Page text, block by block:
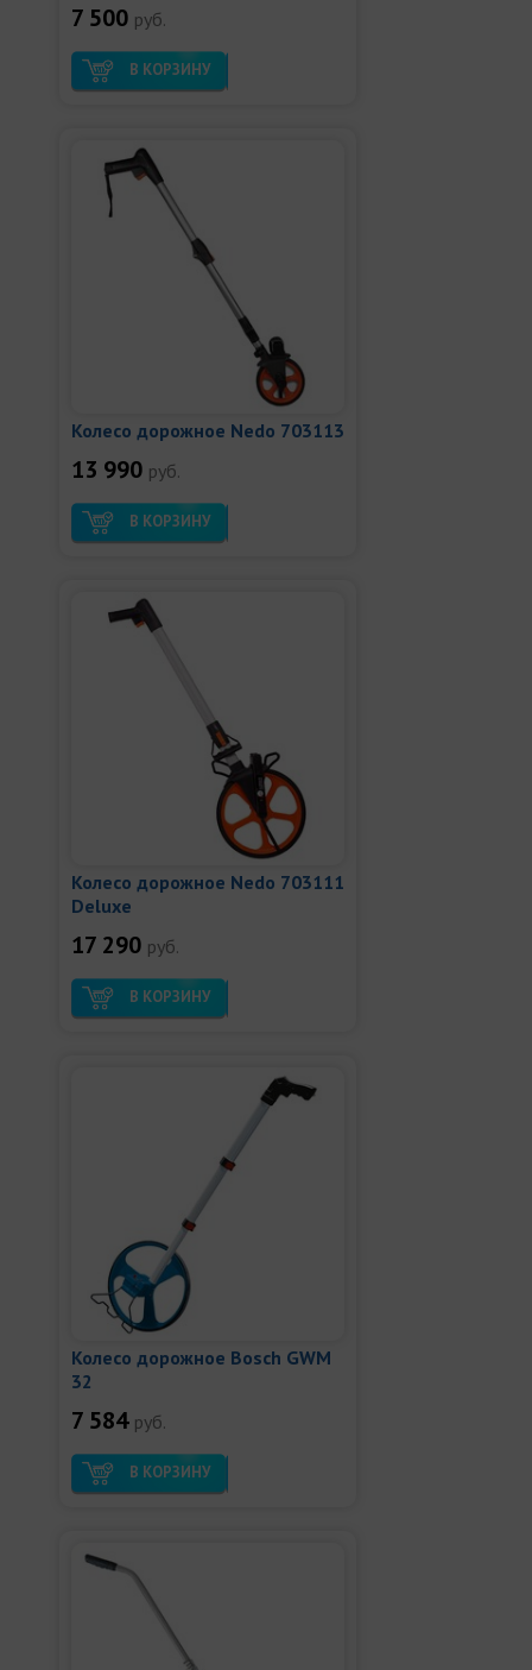
7 500 руб.
В КОРЗИНУ
Колесо дорожное Nedo 703113
13 990 руб.
В КОРЗИНУ
Колесо дорожное Nedo 703111
Deluxe
17 290 руб.
В КОРЗИНУ
Колесо дорожное Bosch GWM
32
7 584 руб.
В КОРЗИНУ